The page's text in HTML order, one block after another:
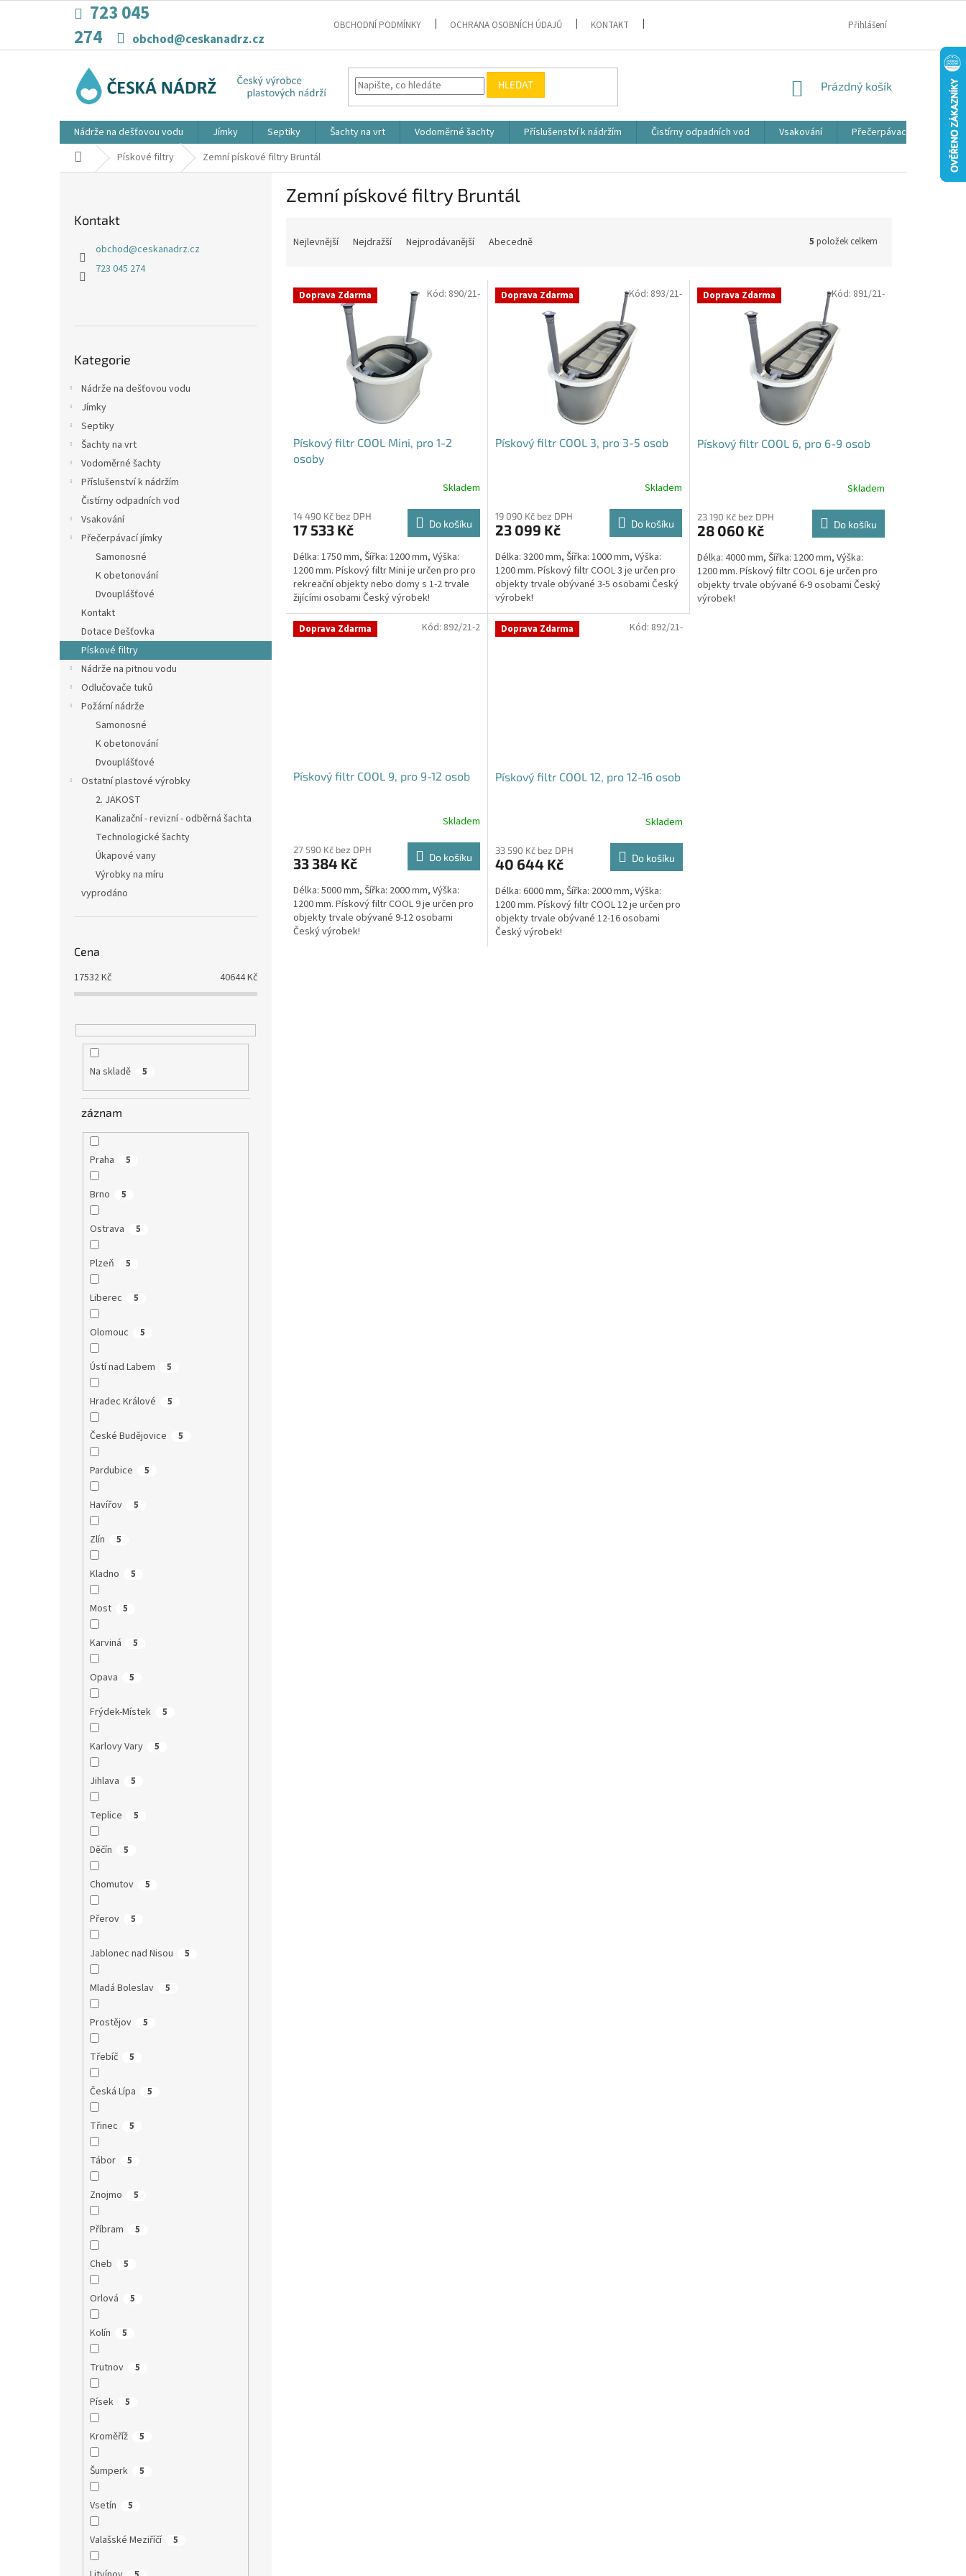
723 045
274
obchod@ceskanadrz.cz
OBCHODNÍ PODMÍNKY OCHRANA OSOBNÍCH ÚDAJŮ KONTAKT Přihlášení
HLEDAT
NÁKUPNÍ
Prázdný košík
Nádrže na dešťovou vodu Jímky Septiky Šachty na vrt Vodoměrné šachty Příslušenství k nádržím Čistírny odpadních vod Vsakování Přečerpávací jímky
Domů Pískové filtry Zemní pískové filtry Bruntál
Kontakt
obchod@ceskanadrz.cz
723 045 274
kategorie
Kategorie
Nádrže na dešťovou vodu
Jímky
Septiky
Šachty na vrt
Vodoměrné šachty
Příslušenství k nádržím
Čistírny odpadních vod
Vsakování
Přečerpávací jímky
Samonosné
K obetonování
Dvouplášťové
Kontakt
Dotace Dešťovka
Pískové filtry
Nádrže na pitnou vodu
Odlučovače tuků
Požární nádrže
Samonosné
K obetonování
Dvouplášťové
Ostatní plastové výrobky
2. JAKOST
Kanalizační - revizní - odběrná šachta
Technologické šachty
Úkapové vany
Výrobky na míru
vyprodáno
Cena
17532Kč 40644Kč
Na skladě 5
záznam
Praha 5
Brno 5
Ostrava 5
Plzeň 5
Liberec 5
Olomouc 5
Ústí nad Labem 5
Hradec Králové 5
České Budějovice 5
Pardubice 5
Havířov 5
Zlín 5
Kladno 5
Most 5
Karviná 5
Opava 5
Frýdek-Místek 5
Karlovy Vary 5
Jihlava 5
Teplice 5
Děčín 5
Chomutov 5
Přerov 5
Jablonec nad Nisou 5
Mladá Boleslav 5
Prostějov 5
Třebíč 5
Česká Lípa 5
Třinec 5
Tábor 5
Znojmo 5
Příbram 5
Cheb 5
Orlová 5
Kolín 5
Trutnov 5
Písek 5
Kroměříž 5
Šumperk 5
Vsetín 5
Valašské Meziříčí 5
Zemní pískové filtry Bruntál
n
Nejlevnější Nejdražší Nejprodávanější Abecedně 5 položek celkem
V Doprava Zdarma
Pískový filtr COOL Mini, pro 1-2
osoby
produktu
je
z
5
hvězdiček.
Skladem
14 490 Kč bez DPH
17 533 Kč Do košíku
Délka: 1750 mm, Šířka: 1200 mm, Výška:
1200 mm. Pískový filtr Mini je určen pro pro
rekreační objekty nebo domy s 1-2 trvale
žijícími osobami Český výrobek!
Kód: 890/21- Doprava Zdarma
Pískový filtr COOL 3, pro 3-5 osob
Skladem
19 090 Kč bez DPH
23 099 Kč Do košíku
Délka: 3200 mm, Šířka: 1000 mm, Výška:
1200 mm. Pískový filtr COOL 3 je určen pro
objekty trvale obývané 3-5 osobami Český
výrobek!
Kód: 893/21- Doprava Zdarma
Pískový filtr COOL 6, pro 6-9 osob
Skladem
23 190 Kč bez DPH
28 060 Kč Do košíku
Délka: 4000 mm, Šířka: 1200 mm, Výška:
1200 mm. Pískový filtr COOL 6 je určen pro
objekty trvale obývané 6-9 osobami Český
výrobek!
Kód: 891/21-
Doprava Zdarma
Pískový filtr COOL 9, pro 9-12 osob
Skladem
27 590 Kč bez DPH
33 384 Kč Do košíku
Délka: 5000 mm, Šířka: 2000 mm, Výška:
1200 mm. Pískový filtr COOL 9 je určen pro
objekty trvale obývané 9-12 osobami
Český výrobek!
Kód: 892/21-2 Doprava Zdarma
Pískový filtr COOL 12, pro 12-16 osob
Skladem
33 590 Kč bez DPH
40 644 Kč Do košíku
Délka: 6000 mm, Šířka: 2000 mm, Výška:
1200 mm. Pískový filtr COOL 12 je určen pro
objekty trvale obývané 12-16 osobami
Český výrobek!
Kód: 892/21-